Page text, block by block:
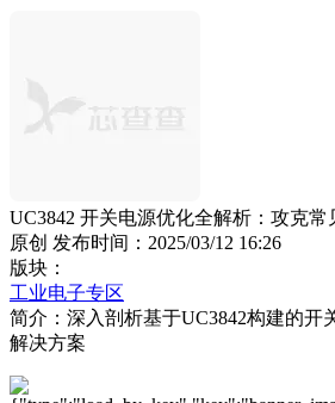
UC3842 开关电源优化全解析：攻克
原创 发布时间：2025/03/12 16:26
版块：
工业电子专区
简介：深入剖析基于UC3842构建的开
解决方案